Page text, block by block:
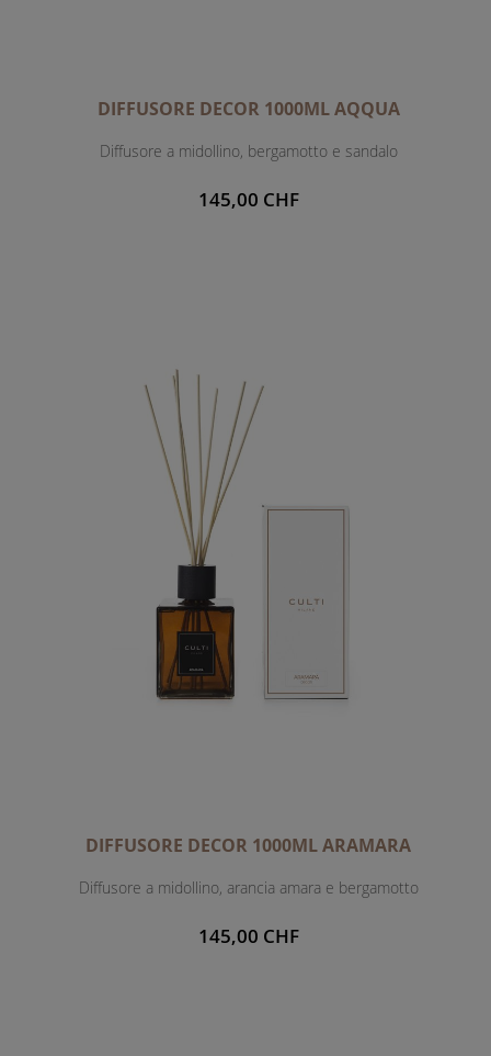
DIFFUSORE DECOR 1000ML AQQUA
Diffusore a midollino, bergamotto e sandalo
145,00 CHF
DIFFUSORE DECOR 1000ML ARAMARA
Diffusore a midollino, arancia amara e bergamotto
145,00 CHF